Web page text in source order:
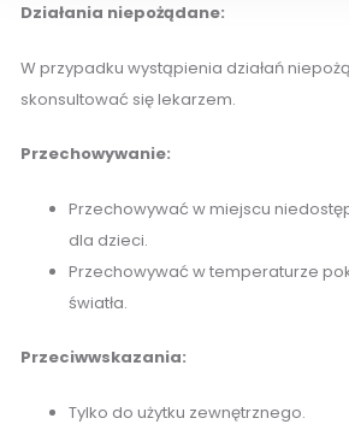
Działania niepożądane:
W przypadku wystąpienia działań
skonsultować się lekarzem.
Przechowywanie:
Przechowywać w miejscu
dla dzieci.
Przechowywać w temperaturze
światła.
Przeciwwskazania:
Tylko do użytku zewnętrznego.